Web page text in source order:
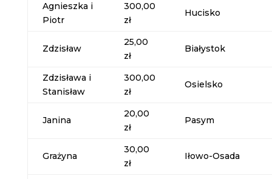
Agnieszka i
Piotr
300,00
zł
Hucisko
Zdzisław
25,00
zł
Białystok
Zdzisława i
Stanisław
300,00
zł
Osielsko
Janina
20,00
zł
Pasym
Grażyna
30,00
zł
Iłowo-Osada